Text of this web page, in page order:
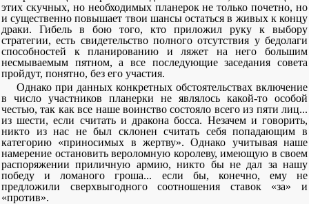
этих скучных, но необходимых планерок не только почетно, но
и существенно повышает твои шансы остаться в живых к концу
драки. Гибель в бою того, кто приложил руку к выбору
стратегии, есть свидетельство полного отсутствия у бедолаги
способностей к планированию и ляжет на него большим
несмываемым пятном, а все последующие заседания совета
пройдут, понятно, без его участия.
Однако при данных конкретных обстоятельствах включение
в число участников планерки не являлось какой-то особой
честью, так как все наше воинство состояло всего из пяти лиц...
из шести, если считать и дракона босса. Незачем и говорить,
никто из нас не был склонен считать себя попадающим в
категорию «приносимых в жертву». Однако учитывая наше
намерение остановить вероломную королеву, имеющую в своем
распоряжении приличную армию, никто бы не дал за нашу
победу и ломаного гроша... если бы, конечно, ему не
предложили сверхвыгодного соотношения ставок «за» и
«против».